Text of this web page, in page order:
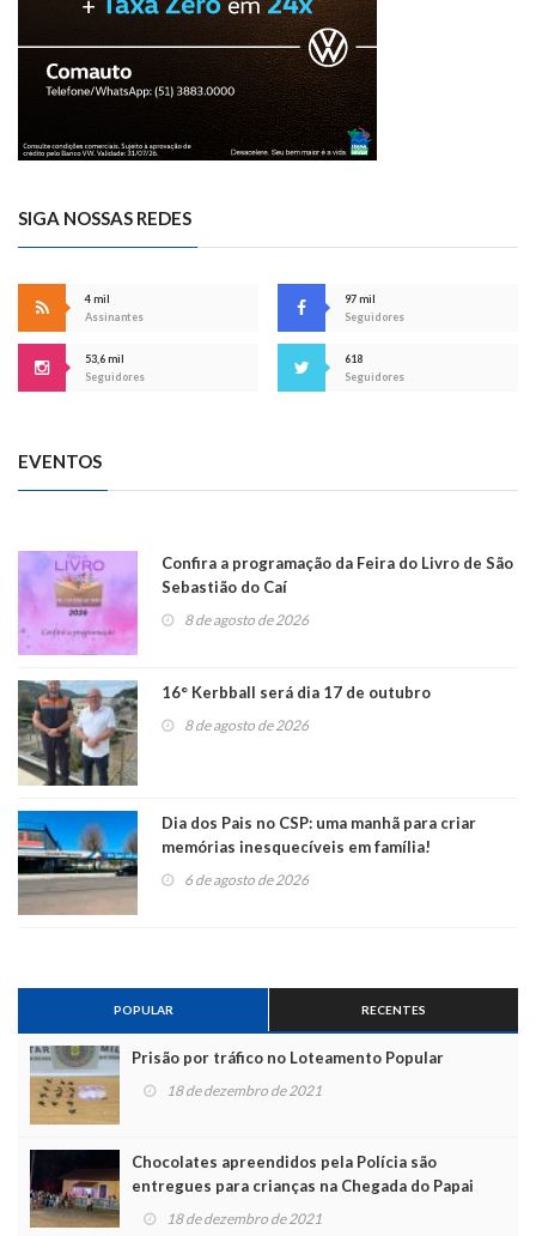
SIGA NOSSAS REDES
4 mil
Assinantes
97 mil
Seguidores
53,6 mil
Seguidores
618
Seguidores
EVENTOS
Confira a programação da Feira do Livro de São
Sebastião do Caí
8 de agosto de 2026
16° Kerbball será dia 17 de outubro
8 de agosto de 2026
Dia dos Pais no CSP: uma manhã para criar
memórias inesquecíveis em família!
6 de agosto de 2026
POPULAR RECENTES
Prisão por tráfico no Loteamento Popular
18 de dezembro de 2021
Chocolates apreendidos pela Polícia são
entregues para crianças na Chegada do Papai
Noel
18 de dezembro de 2021